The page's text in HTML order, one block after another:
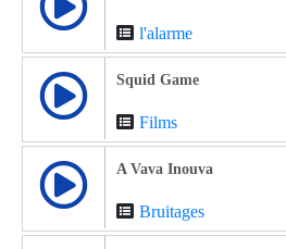
l'alarme
Squid Game
Films
A Vava Inouva
Bruitages